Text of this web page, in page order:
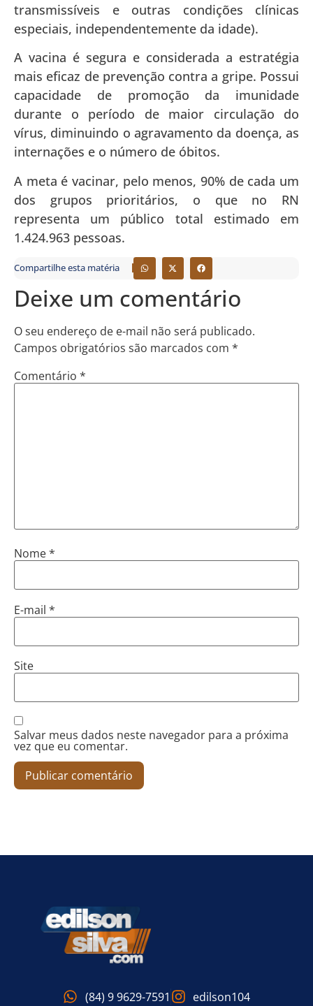
transmissíveis e outras condições clínicas
especiais, independentemente da idade).
A vacina é segura e considerada a estratégia
mais eficaz de prevenção contra a gripe. Possui
capacidade de promoção da imunidade
durante o período de maior circulação do
vírus, diminuindo o agravamento da doença, as
internações e o número de óbitos.
A meta é vacinar, pelo menos, 90% de cada um
dos grupos prioritários, o que no RN
representa um público total estimado em
1.424.963 pessoas.
Compartilhe esta matéria
Deixe um comentário
O seu endereço de e-mail não será publicado.
Campos obrigatórios são marcados com *
Comentário *
Nome*
E-mail *
Site
Salvar meus dados neste navegador para a próxima
vez que eu comentar.
(84) 9 9629-7591 edilson104